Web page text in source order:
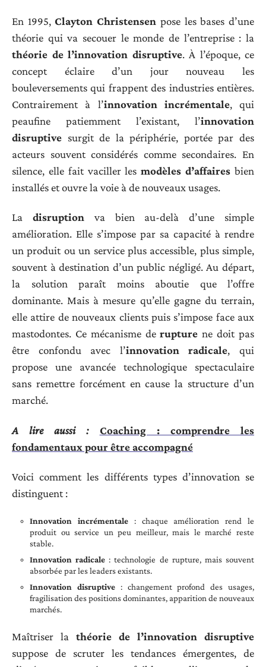
En 1995,Clayton Christensen pose les bases d’une
théorie qui va secouer le monde de l’entreprise : la
théorie de l’innovation disruptive. À l’époque, ce
concept éclaire d’un jour nouveau les
bouleversements qui frappent des industries entières.
Contrairement à l’innovation incrémentale, qui
peaufine patiemment l’existant, l’innovation
disruptive surgit de la périphérie, portée par des
acteurs souvent considérés comme secondaires. En
silence, elle fait vaciller lesmodèles d’affaires bien
installés et ouvre la voie à de nouveaux usages.
La disruptionva bien au-delà d’une simple
amélioration. Elle s’impose par sa capacité à rendre
un produit ou un service plus accessible, plus simple,
souvent à destination d’un public négligé. Au départ,
la solution paraît moins aboutie que l’offre
dominante. Mais à mesure qu’elle gagne du terrain,
elle attire de nouveaux clients puis s’impose face aux
mastodontes. Ce mécanisme derupture ne doit pas
être confondu avec l’innovation radicale, qui
propose une avancée technologique spectaculaire
sans remettre forcément en cause la structure d’un
marché.
A lire aussi :
Coaching : comprendre les
fondamentaux pour être accompagné
Voici comment les différents types d’innovation se
distinguent :
Innovation incrémentale: chaque amélioration rend le
produit ou service un peu meilleur, mais le marché reste
stable.
Innovation radicale : technologie de rupture, mais souvent
absorbée par les leaders existants.
Innovation disruptive: changement profond des usages,
fragilisation des positions dominantes, apparition de nouveaux
marchés.
Maîtriser la théorie de l’innovation disruptive
suppose de scruter les tendances émergentes, de